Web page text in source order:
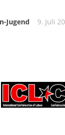
Jugend
9. Juli